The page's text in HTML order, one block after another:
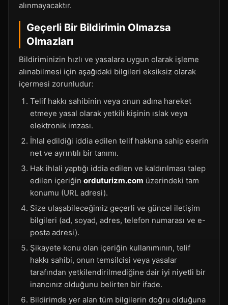
alınmayacaktır.
Geçerli Bir Bildirimin Olmazsa
Olmazları
Bildiriminizin hızlı ve yasalara uygun olarak işleme
alınabilmesi için aşağıdaki bilgileri eksiksiz olarak
içermesi zorunludur:
Telif hakkı sahibinin veya onun adına hareket
etmeye yasal olarak yetkili kişinin ıslak veya
elektronik imzası.
İhlal edildiği iddia edilen telif hakkına sahip eserin
net ve ayrıntılı bir tanımı.
Hak ihlali yaptığı iddia edilen ve kaldırılması talep
edilen içeriğin orduturizm.com üzerindeki tam
konumu (URL adresi).
Size ulaşabileceğimiz geçerli ve güncel iletişim
bilgileri (ad, soyad, adres, telefon numarası ve e-
posta adresi).
Şikayete konu olan içeriğin kullanımının, telif
hakkı sahibi, onun temsilcisi veya yasalar
tarafından yetkilendirilmediğine dair iyi niyetli bir
inancınız olduğunu belirten bir ifade.
Bildirimde yer alan tüm bilgilerin doğru olduğuna